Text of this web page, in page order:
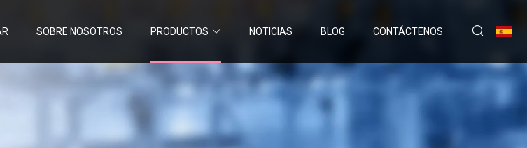
SOBRE NOSOTROS PRODUCTOS NOTICIAS BLOG CONTÁCTENOS